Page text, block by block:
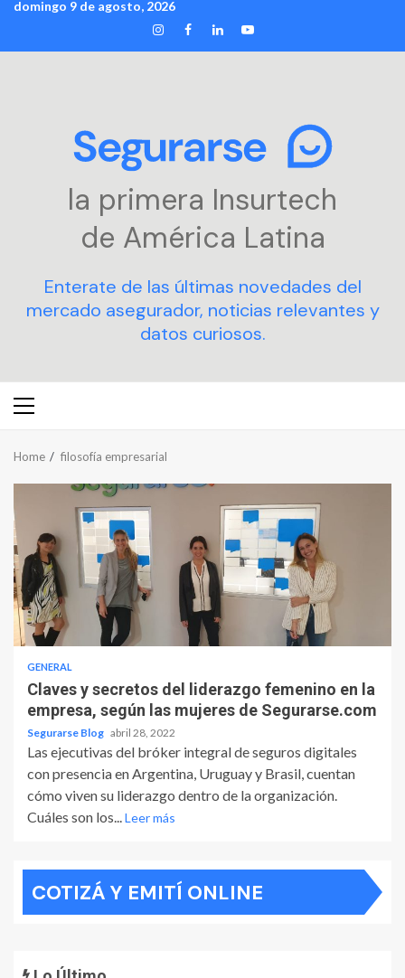
Skip
content
domingo 9 de agosto, 2026
INSTAGRAM
FACEBOOK
LINKEDIN
YOUTUBE
la primera Insurtech
de América Latina
Enterate de las últimas novedades del
mercado asegurador, noticias relevantes y
datos curiosos.
Primary
Home filosofía empresarial
GENERAL
Claves y secretos del liderazgo femenino en la
empresa, según las mujeres de Segurarse.com
Segurarse Blog abril 28, 2022
Las ejecutivas del bróker integral de seguros digitales
con presencia en Argentina, Uruguay y Brasil, cuentan
cómo viven su liderazgo dentro de la organización.
Cuáles son los...Leer más
COTIZÁ Y EMITÍ ONLINE